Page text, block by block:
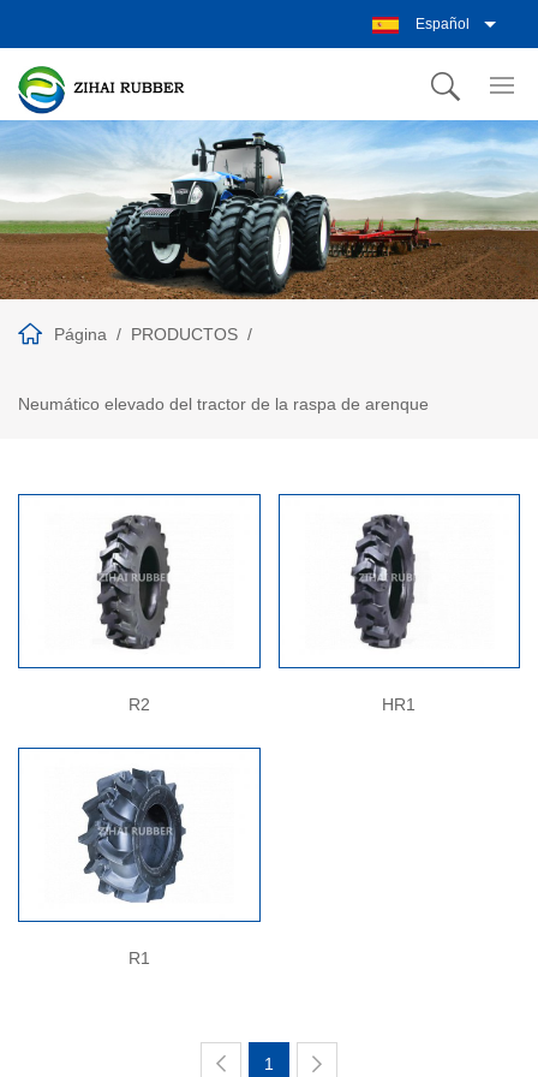
Español
Página PRODUCTOS
Neumático elevado del tractor de la raspa de arenque
R2 HR1
R1
1